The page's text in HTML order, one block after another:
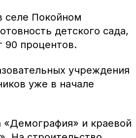
селе Покойном
детского сада,
90 процентов.
учреждения
уже в начале
«Демография» и краевой